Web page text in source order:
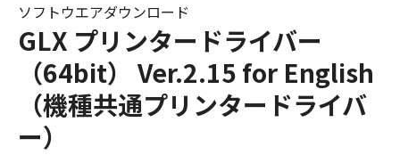
GLX プリンタードライバー
（64bit） Ver.2.15 for English
（機種共通プリンタードライバ
ー）
ソフトウエアダウンロード